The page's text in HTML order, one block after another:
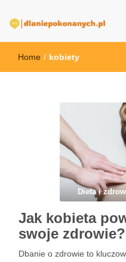
Home / kobiety
Dieta i
Jak kobieta
swoje zdrowie?
Dbanie o zdrowie to